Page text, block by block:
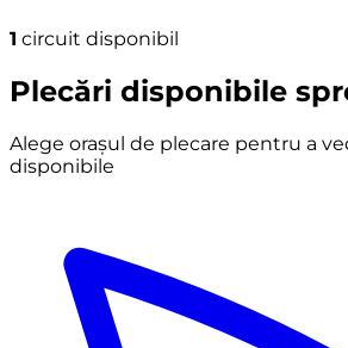
1 circuit disponibil
Plecări disponibile
Alege orașul de plecare pentru a
disponibile